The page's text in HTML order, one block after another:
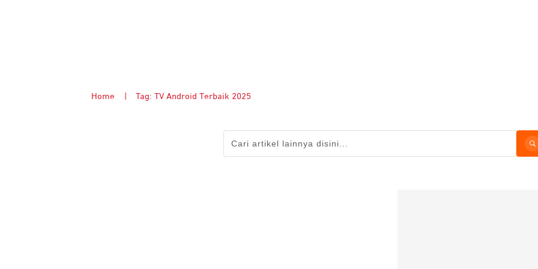
Home Tag: TV Android Terbaik 2025